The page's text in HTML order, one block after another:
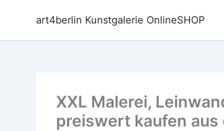
art4berlin Kunstgalerie OnlineSHOP
XXL Malerei,
preiswert kaufen